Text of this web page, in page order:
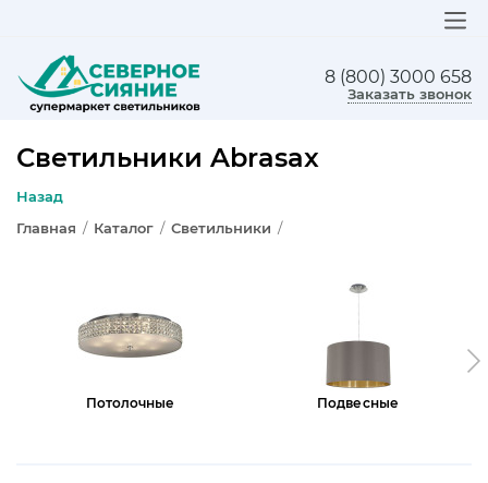
8 (800) 3000 658
Заказать звонок
Светильники Abrasax
Назад
Главная / Каталог / Светильники /
Потолочные Подвесные
ЛЮСТРЫ
БРА И ПОДСВЕТКА
НАСТОЛЬНЫЕ ЛАМПЫ
СВЕТИЛЬНИКИ КАК В ИКЕА